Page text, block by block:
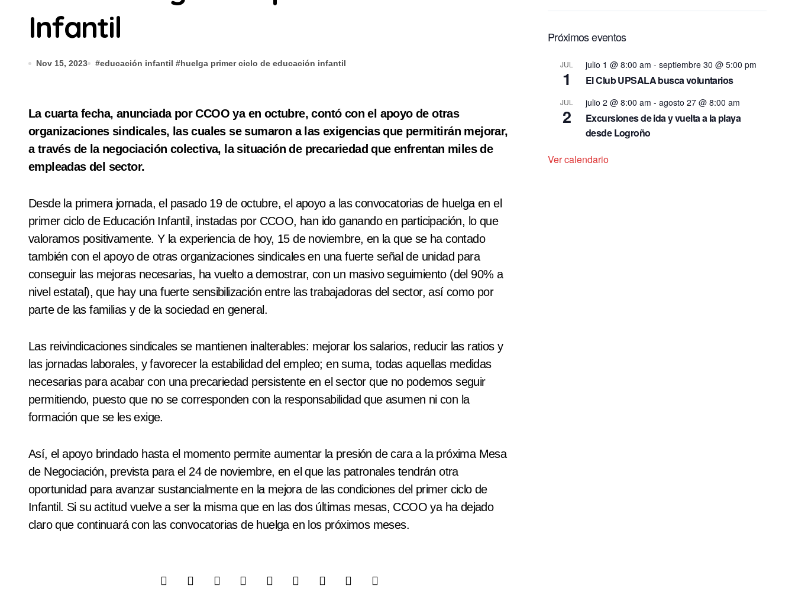
Infantil
Nov 15, 2023 #educación infantil #huelga primer ciclo de educación infantil
La cuarta fecha, anunciada por CCOO ya en octubre, contó con el apoyo de otras
organizaciones sindicales, las cuales se sumaron a las exigencias que permitirán mejorar,
a través de la negociación colectiva, la situación de precariedad que enfrentan miles de
empleadas del sector.
Desde la primera jornada, el pasado 19 de octubre, el apoyo a las convocatorias de huelga en el
primer ciclo de Educación Infantil, instadas por CCOO, han ido ganando en participación, lo que
valoramos positivamente. Y la experiencia de hoy, 15 de noviembre, en la que se ha contado
también con el apoyo de otras organizaciones sindicales en una fuerte señal de unidad para
conseguir las mejoras necesarias, ha vuelto a demostrar, con un masivo seguimiento (del 90% a
nivel estatal), que hay una fuerte sensibilización entre las trabajadoras del sector, así como por
parte de las familias y de la sociedad en general.
Las reivindicaciones sindicales se mantienen inalterables: mejorar los salarios, reducir las ratios y
las jornadas laborales, y favorecer la estabilidad del empleo; en suma, todas aquellas medidas
necesarias para acabar con una precariedad persistente en el sector que no podemos seguir
permitiendo, puesto que no se corresponden con la responsabilidad que asumen ni con la
formación que se les exige.
Así, el apoyo brindado hasta el momento permite aumentar la presión de cara a la próxima Mesa
de Negociación, prevista para el 24 de noviembre, en el que las patronales tendrán otra
oportunidad para avanzar sustancialmente en la mejora de las condiciones del primer ciclo de
Infantil. Si su actitud vuelve a ser la misma que en las dos últimas mesas, CCOO ya ha dejado
claro que continuará con las convocatorias de huelga en los próximos meses.
Próximos eventos
JUL
1
julio 1 @ 8:00 am - septiembre 30 @ 5:00 pm
El Club UPSALA busca voluntarios
JUL
2
julio 2 @ 8:00 am - agosto 27 @ 8:00 am
Excursiones de ida y vuelta a la playa
desde Logroño
Ver calendario